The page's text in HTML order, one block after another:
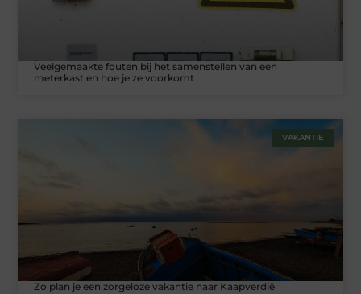
Veelgemaakte fouten bij het samenstellen van een
meterkast en hoe je ze voorkomt
VAKANTIE
Zo plan je een zorgeloze vakantie naar Kaapverdië